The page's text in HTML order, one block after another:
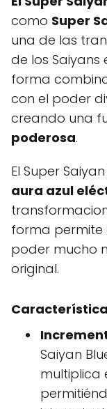
como Super
una de las
de los Saiyans
forma
con el poder
creando una
poderosa.
El Super
aura azul
forma permite
poder mucho
original.
Saiyan
multiplica